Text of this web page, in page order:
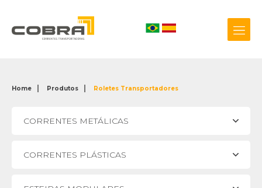
Home Produtos Roletes Transportadores
CORRENTES METÁLICAS
CORRENTES PLÁSTICAS